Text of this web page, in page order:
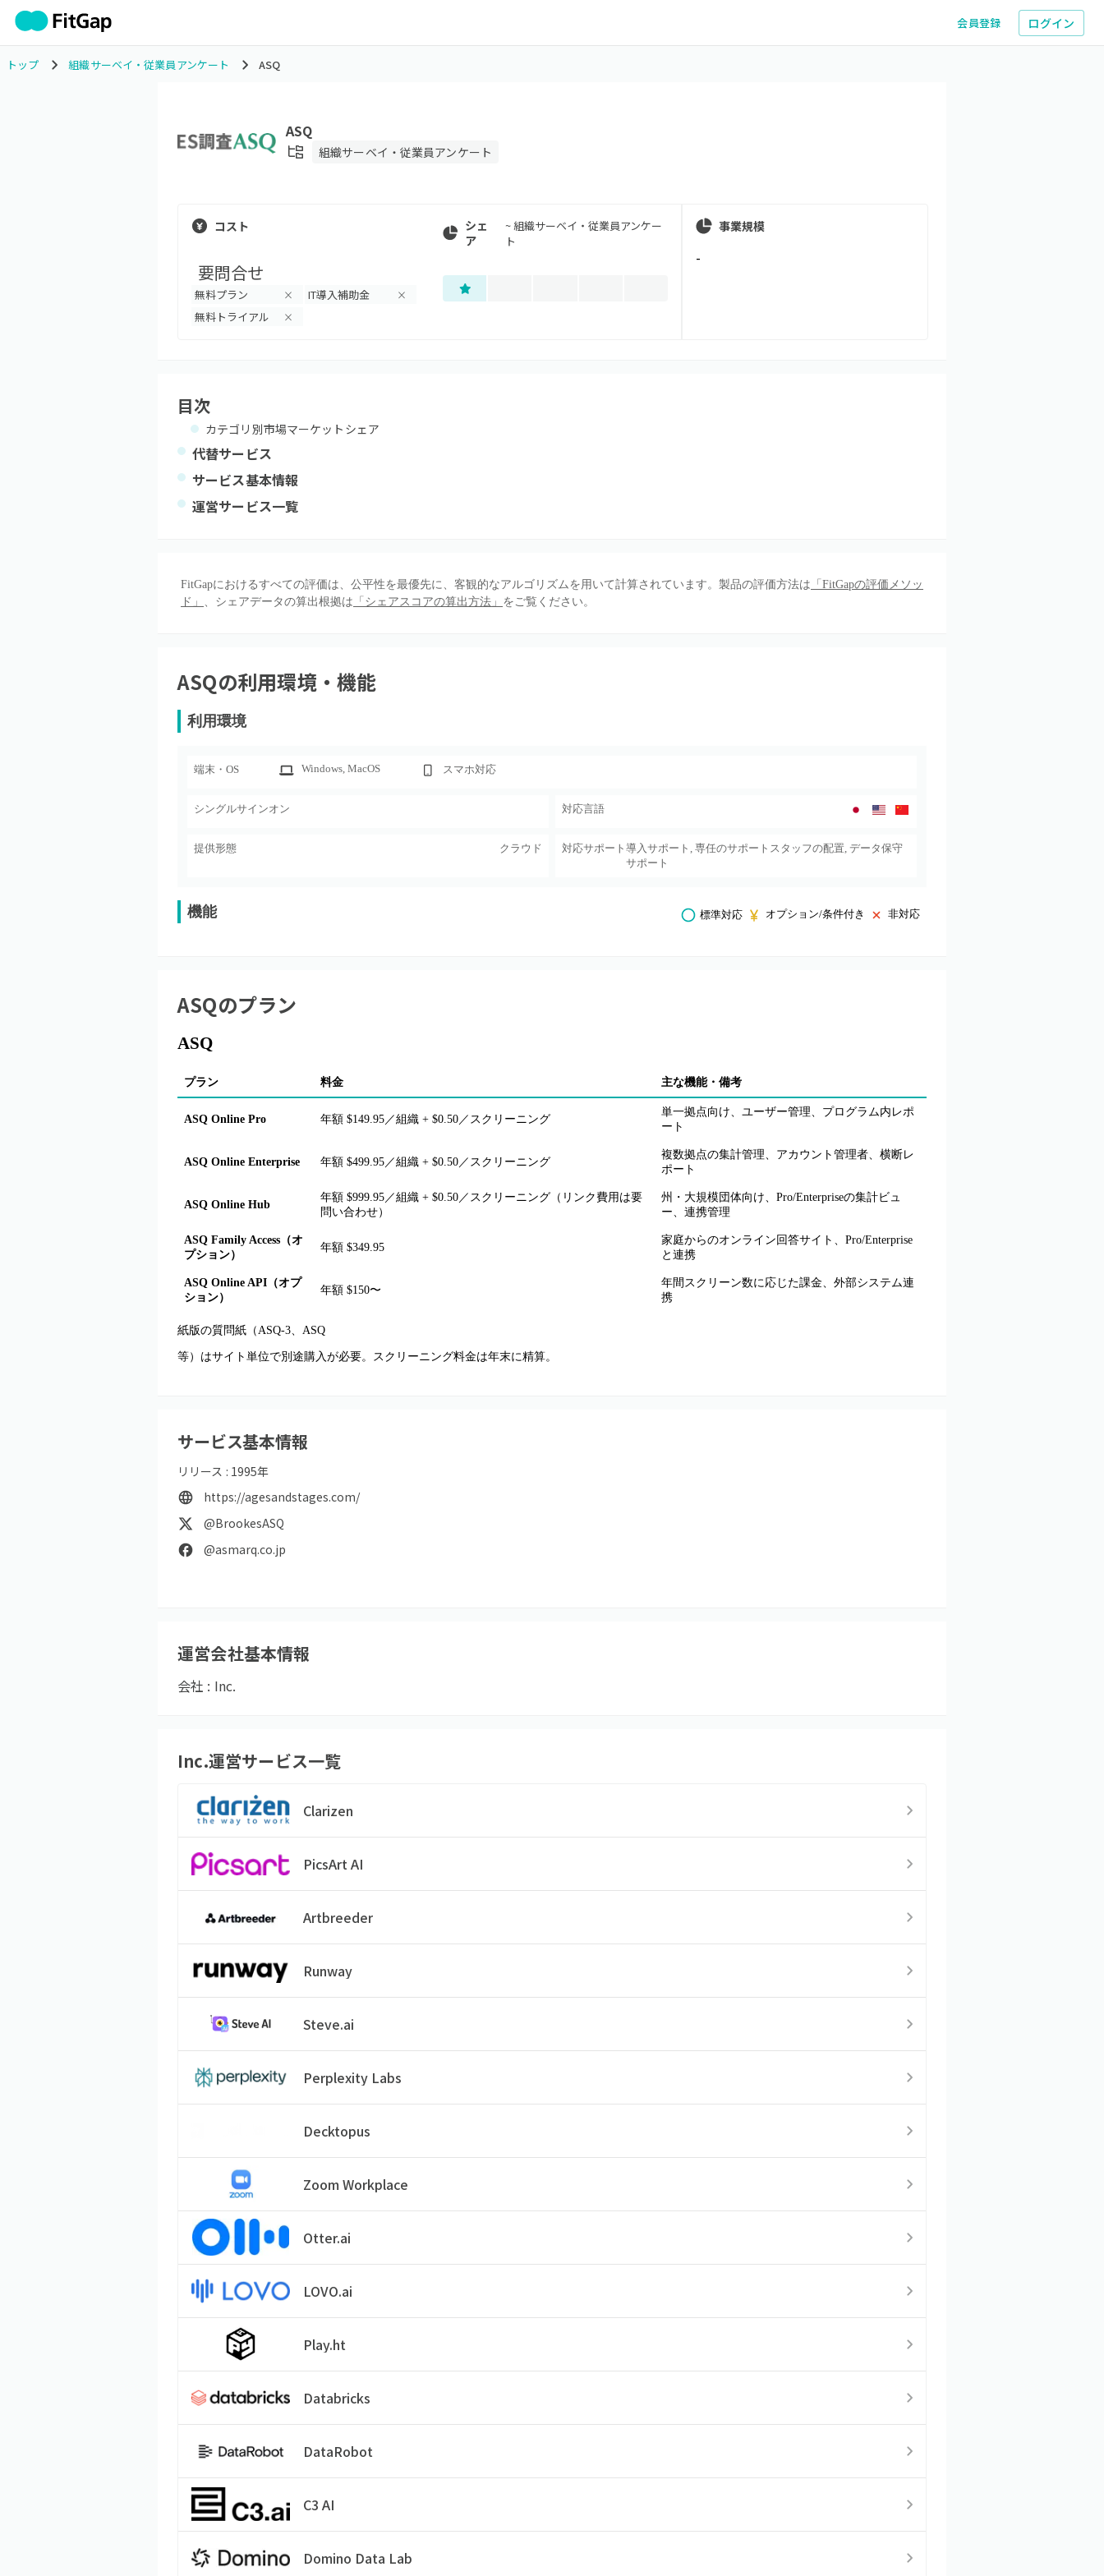
会員登録 ログイン
トップ 組織サーベイ・従業員アンケート ASQ
ASQ
組織サーベイ・従業員アンケート
コスト
要問合せ
無料プラン × IT導入補助金 ×
無料トライアル ×
シェ
ア
~組織サーベイ・従業員アンケー
ト
事業規模
-
目次
カテゴリ別市場マーケットシェア
代替サービス
サービス基本情報
運営サービス一覧
FitGapにおけるすべての評価は、公平性を最優先に、客観的なアルゴリズムを用いて計算されています。製品の評価方法は 「FitGapの評価メソッ
ド」 、シェアデータの算出根拠は 「シェアスコアの算出方法」 をご覧ください。
ASQの利用環境・機能
利用環境
端末・OS Windows, MacOS スマホ対応
シングルサインオン 対応言語
提供形態 クラウド 対応サポート 導入サポート, 専任のサポートスタッフの配置, データ保守
サポート
機能 標準対応 オプション/条件付き 非対応
ASQのプラン
ASQ
プラン 料金 主な機能・備考
ASQ Online Pro 年額 $149.95／組織 + $0.50／スクリーニング
単一拠点向け、ユーザー管理、プログラム内レポ
ート
ASQ Online Enterprise 年額 $499.95／組織 + $0.50／スクリーニング
複数拠点の集計管理、アカウント管理者、横断レ
ポート
ASQ Online Hub
年額 $999.95／組織 + $0.50／スクリーニング（リンク費用は要
問い合わせ）
州・大規模団体向け、Pro/Enterpriseの集計ビュ
ー、連携管理
ASQ Family Access（オ
プション）
年額 $349.95
家庭からのオンライン回答サイト、Pro/Enterprise
と連携
ASQ Online API（オプ
ション）
年額 $150〜
年間スクリーン数に応じた課金、外部システム連
携
紙版の質問紙（ASQ-3、ASQ
等）はサイト単位で別途購入が必要。スクリーニング料金は年末に精算。
サービス基本情報
リリース : 1995年
https://agesandstages.com/
@BrookesASQ
@asmarq.co.jp
運営会社基本情報
会社 : Inc.
Inc.運営サービス一覧
Clarizen
PicsArt AI
Artbreeder
Runway
Steve.ai
Perplexity Labs
Decktopus
Zoom Workplace
Otter.ai
LOVO.ai
Play.ht
Databricks
DataRobot
C3 AI
Domino Data Lab